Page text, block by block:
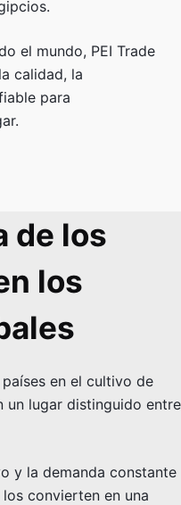
el mundo, PEI Trade
calidad, la
para
de los
los
en el cultivo de
un lugar distinguido entre
y la demanda constante
convierten en una